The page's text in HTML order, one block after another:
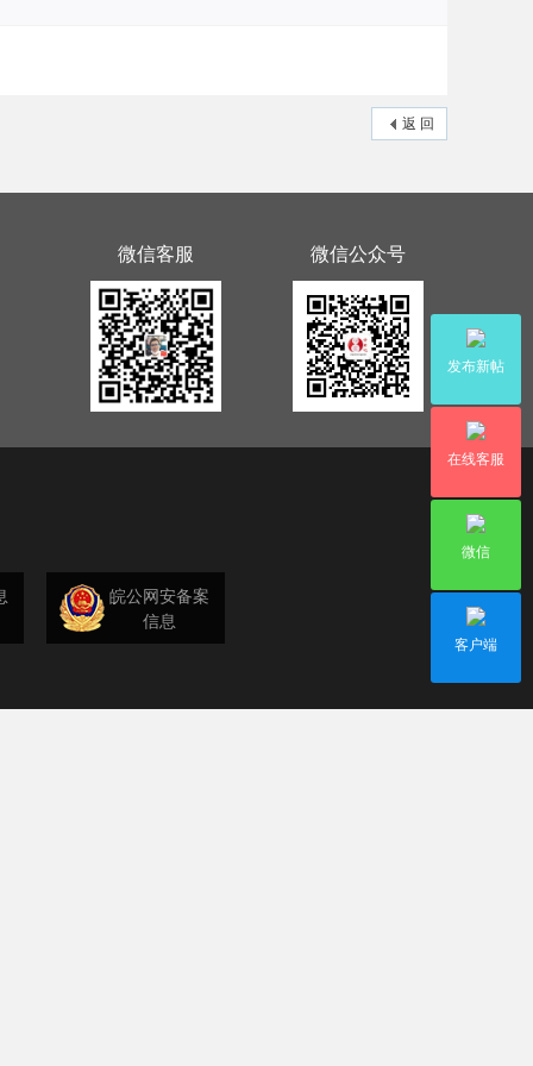
返 回
发布新帖
在线客服
微信
客户端
微信客服 微信公众号
皖公网安备案
信息